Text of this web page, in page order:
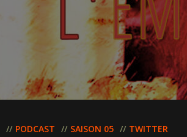
PODCAST SAISON 05 TWITTER